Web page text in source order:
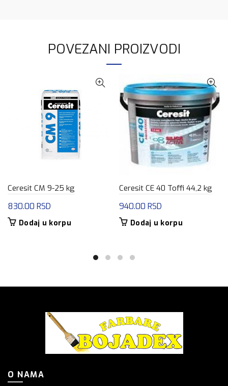
POVEZANI PROIZVODI
Ceresit CM 9-25 kg
830.00 RSD
Dodaj u korpu
Ceresit CE 40 Toffi 44,2 kg
940.00 RSD
Dodaj u korpu
O NAMA